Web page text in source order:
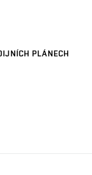
PLÁNECH